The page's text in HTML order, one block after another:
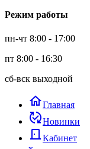
Режим работы
пн-чт 8:00 - 17:00
пт 8:00 - 16:30
сб-вск выходной
homeГлавная
published_with_changesНовинки
door_back Кабинет